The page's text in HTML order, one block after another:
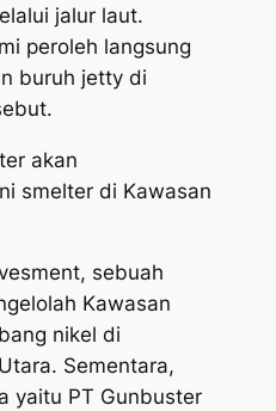
jalur laut.
peroleh langsung
buruh jetty di
akan
smelter di Kawasan
sebuah
Kawasan
nikel di
Sementara,
yaitu PT Gunbuster